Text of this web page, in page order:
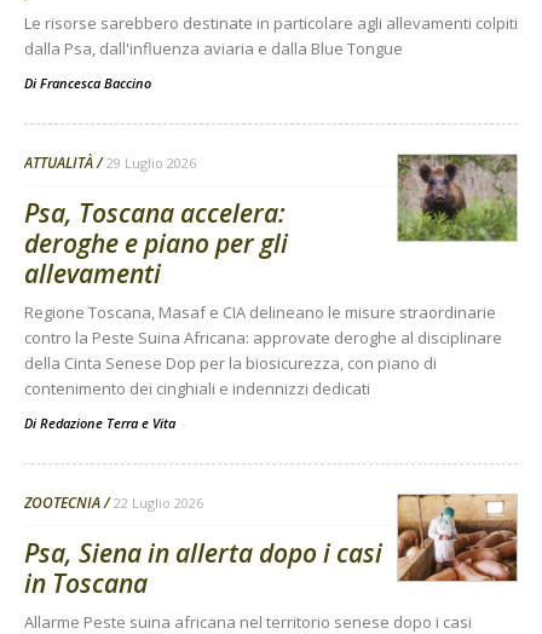
Le risorse sarebbero destinate in particolare agli allevamenti colpiti
dalla Psa, dall'influenza aviaria e dalla Blue Tongue
Di Francesca Baccino
ATTUALITÀ 29 Luglio 2026
Psa, Toscana accelera:
deroghe e piano per gli
allevamenti
Regione Toscana, Masaf e CIA delineano le misure straordinarie
contro la Peste Suina Africana: approvate deroghe al disciplinare
della Cinta Senese Dop per la biosicurezza, con piano di
contenimento dei cinghiali e indennizzi dedicati
Di Redazione Terra e Vita -
ZOOTECNIA 22 Luglio 2026
Psa, Siena in allerta dopo i casi
in Toscana
Allarme Peste suina africana nel territorio senese dopo i casi